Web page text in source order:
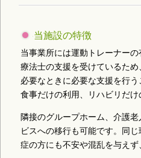
当施設の特徴
当事業所には運動トレーナー
療法士の支援を受けているた
必要なときに必要な支援を行
食事だけの利用、リハビリだ
隣接のグループホーム、介護
ビスへの移行も可能です。同
症の方にも不安や混乱を与え